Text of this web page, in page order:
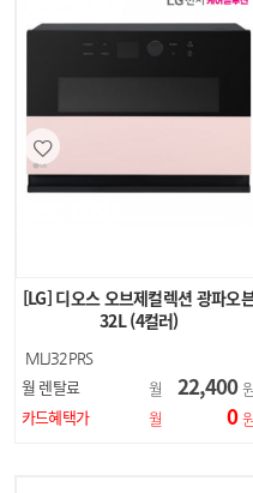
[LG] 디오스 오브제컬렉션 광파오
32L (4컬러)
MLJ32PRS
MLJ32MRS
MLJ32HRS
MLJ32ERS
월 렌탈료 월 22,400 원
카드혜택가
월 0 원